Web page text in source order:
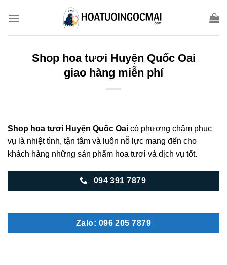
Shop hoa tươi Huyện Quốc Oai
giao hàng miễn phí
Shop hoa tươi Huyện Quốc Oai có phương châm phục
vụ là nhiệt tình, tận tâm và luôn nỗ lực mang đến cho
khách hàng những sản phẩm hoa tươi và dịch vụ tốt.
094 391 7879
Zalo: 096 205 7879